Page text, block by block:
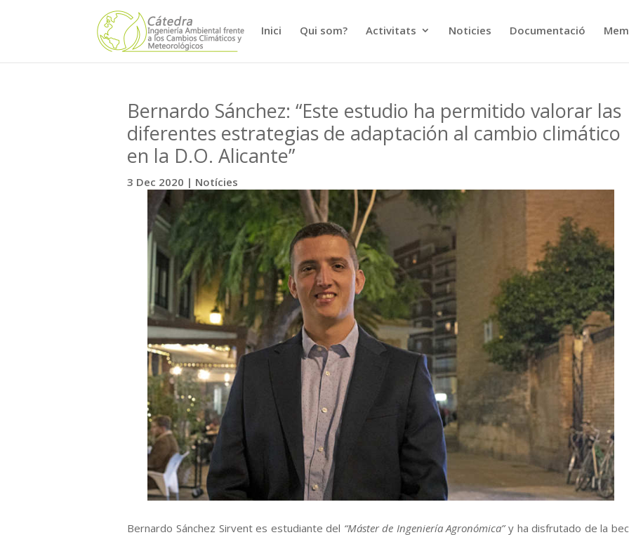
Inici Qui som? Activitats Noticies Documentació
Bernardo Sánchez: “Este estudio ha permitido valorar las
diferentes estrategias de adaptación al cambio climático
en la D.O. Alicante”
3 Dec 2020 | Notícies
Bernardo Sánchez Sirvent es estudiante del “Máster de Ingeniería Agronómica”y ha disfrutado de la